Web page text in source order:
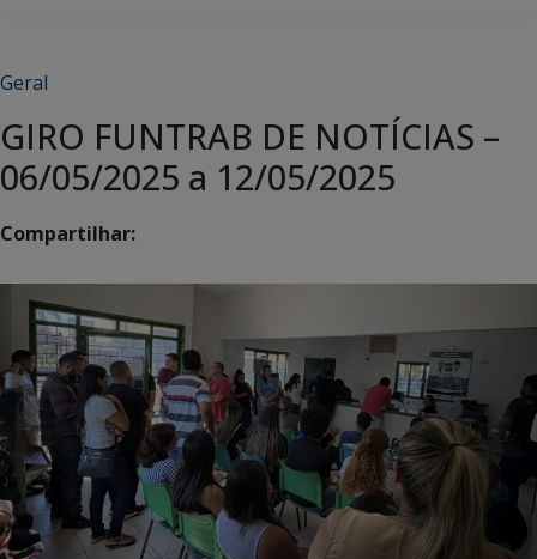
Geral
GIRO FUNTRAB DE NOTÍCIAS –
06/05/2025 a 12/05/2025
Compartilhar: